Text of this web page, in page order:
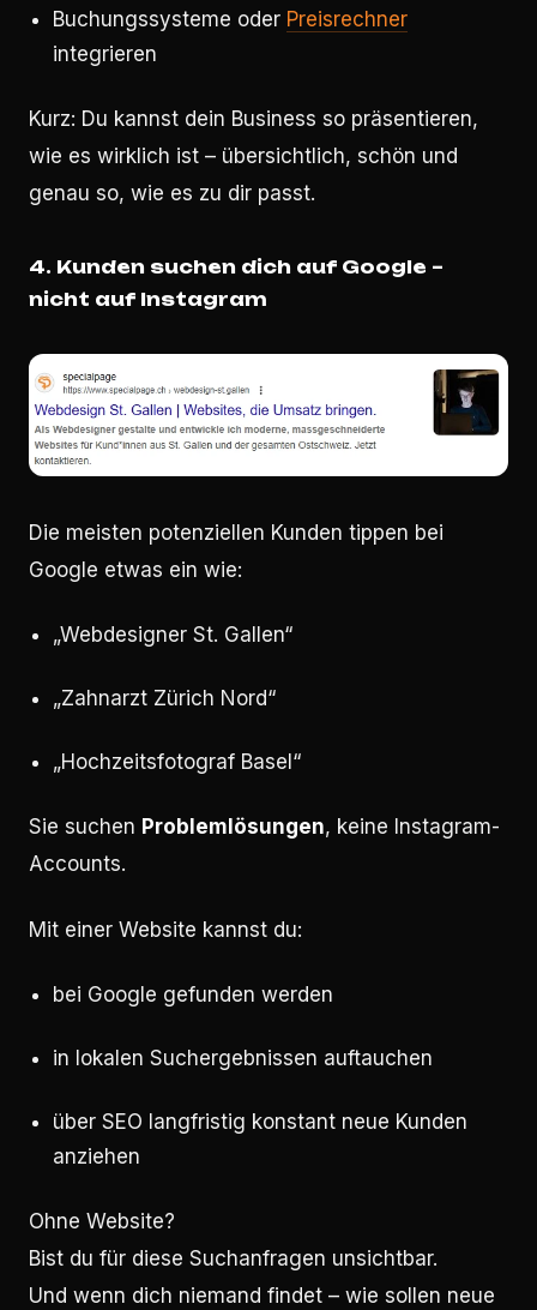
Buchungssysteme oder Preisrechner
integrieren
Kurz: Du kannst dein Business so präsentieren,
wie es wirklich ist – übersichtlich, schön und
genau so, wie es zu dir passt.
4. Kunden suchen dich auf Google –
nicht auf Instagram
Die meisten potenziellen Kunden tippen bei
Google etwas ein wie:
„Webdesigner St. Gallen“
„Zahnarzt Zürich Nord“
„Hochzeitsfotograf Basel“
Sie suchen Problemlösungen, keine Instagram-
Accounts.
Mit einer Website kannst du:
bei Google gefunden werden
in lokalen Suchergebnissen auftauchen
über SEO langfristig konstant neue Kunden
anziehen
Ohne Website?
Bist du für diese Suchanfragen unsichtbar.
Und wenn dich niemand findet – wie sollen neue